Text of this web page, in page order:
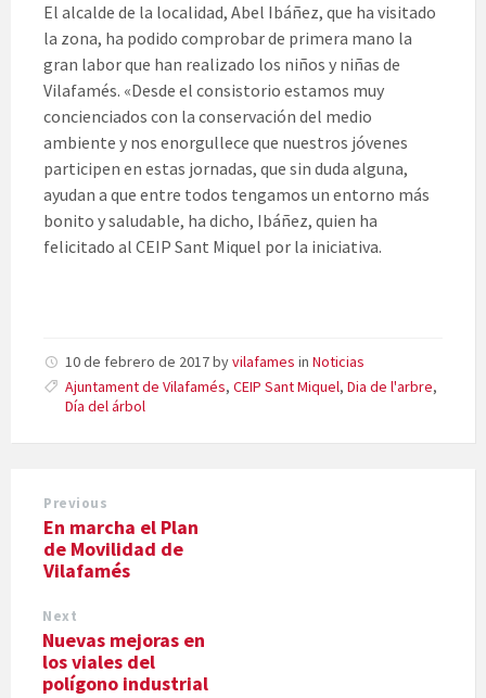
El alcalde de la localidad, Abel Ibáñez, que ha visitado
la zona, ha podido comprobar de primera mano la
gran labor que han realizado los niños y niñas de
Vilafamés. «Desde el consistorio estamos muy
concienciados con la conservación del medio
ambiente y nos enorgullece que nuestros jóvenes
participen en estas jornadas, que sin duda alguna,
ayudan a que entre todos tengamos un entorno más
bonito y saludable, ha dicho, Ibáñez, quien ha
felicitado al CEIP Sant Miquel por la iniciativa.
10 de febrero de 2017byvilafames in Noticias
Ajuntament de Vilafamés, CEIP Sant Miquel, Dia de l'arbre,
Día del árbol
Previous
En marcha el Plan
de Movilidad de
Vilafamés
Next
Nuevas mejoras en
los viales del
polígono industrial